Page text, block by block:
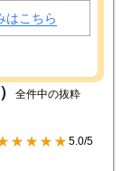
はこちら
全件中の抜粋
5.0/5